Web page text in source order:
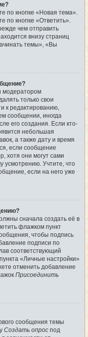
по кнопке «Новая тема».
по кнопке «Ответить».
чем отправить
внизу страниц
темы», «Вы
модератором
только свои
к редактированию,
сообщении, иногда
его создания. Если кто-
небольшая
а также дату и время
если сообщение
хотя они могут сами
усмотрению. Учтите, что
если на него уже
сначала создать её в
флажком пункт
чтобы подпись
подписи по
соответствующий
«Личные настройки»
отменить добавление
Присоединить
сообщения темы
Создать опрос под